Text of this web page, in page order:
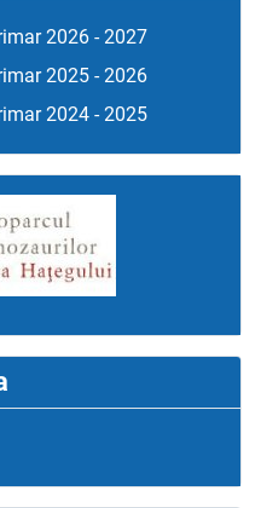
2026 - 2027
2025 - 2026
2024 - 2025